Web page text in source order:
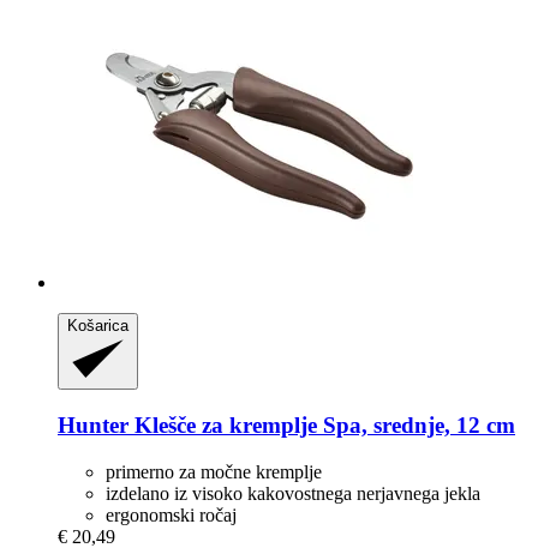
Košarica
Hunter Klešče za kremplje Spa, srednje, 12 cm
primerno za močne kremplje
izdelano iz visoko kakovostnega nerjavnega jekla
ergonomski ročaj
€ 20,49